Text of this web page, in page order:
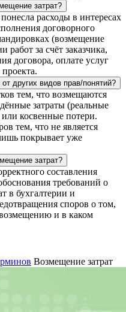
затрат?
расходы в интересах
договорного
(возмещение
работ за счёт заказчика,
договора, оплате услуг
других видов прав/понятий?
тем, что возмещаются
затраты (реальные
косвенные потери.
тем, что не является
покрывает уже
затрат?
составления
требований о
в бухгалтерии и
споров о том,
и в каком
Возмещение затрат